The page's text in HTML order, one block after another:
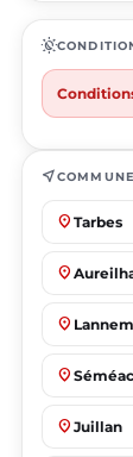
routine
near_me
place Tarbes
place
place
place Séméac
place Juillan